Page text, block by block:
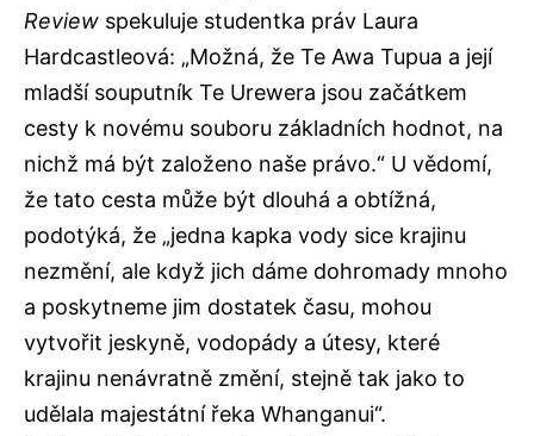
Review spekuluje studentka práv Laura
Hardcastleová: „Možná, že Te Awa Tupua a její
mladší souputník Te Urewera jsou začátkem
cesty k novému souboru základních hodnot, na
nichž má být založeno naše právo.“ U vědomí,
že tato cesta může být dlouhá a obtížná,
podotýká, že „jedna kapka vody sice krajinu
nezmění, ale když jich dáme dohromady mnoho
a poskytneme jim dostatek času, mohou
vytvořit jeskyně, vodopády a útesy, které
krajinu nenávratně změní, stejně tak jako to
udělala majestátní řeka Whanganui“.